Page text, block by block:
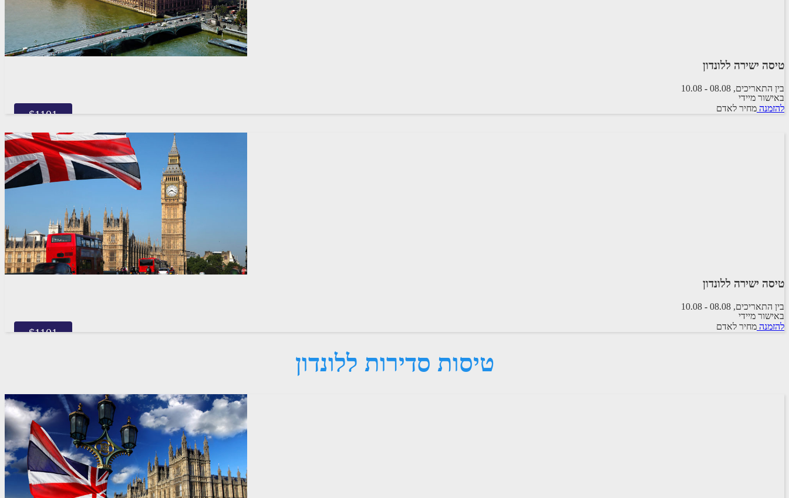
טיסה ישירה ללונדון
בין התאריכים, -
10.08
טיסה סדירה
ARKIA AIRLINES
באישור מיידי
$1101 להזמנה מחיר לאדם
טיסה ישירה ללונדון
בין התאריכים, -
10.08
טיסה סדירה
ARKIA AIRLINES
באישור מיידי
$1101 להזמנה מחיר לאדם
טיסות סדירות ללונדון